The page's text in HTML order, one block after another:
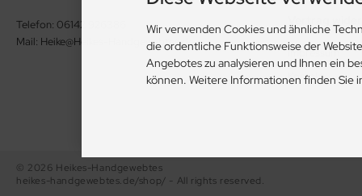
Telefon: 06142 926386
Mail: Heike@Heikes-Handgewebtes.de
Impressum
Kontakt
© 2026 Heikes-Handgewebtes
heikes-handgewebtes.de/shop/ - All rights reserved.
Wir verwenden Cookies und ähnliche
die ordentliche Funktionsweise der
Angebotes zu analysieren und Ihnen ein
können. Weitere Informationen finden Sie